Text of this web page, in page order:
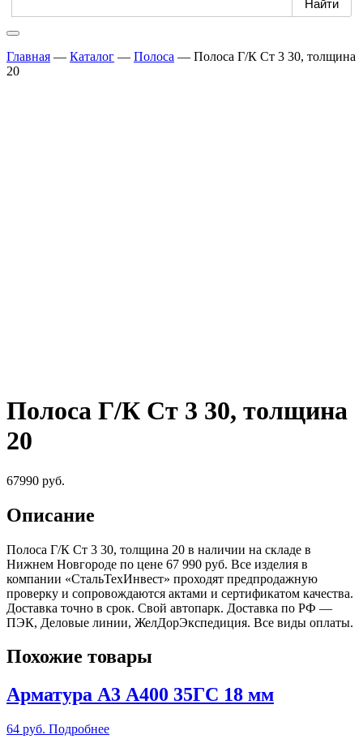
Главная — Каталог — Полоса — Полоса Г/К Ст 3 30, толщина
20
Полоса Г/К Ст 3 30, толщина
20
67990 руб.
Описание
Полоса Г/К Ст 3 30, толщина 20 в наличии на складе в
Нижнем Новгороде по цене 67 990 руб. Все изделия в
компании «СтальТехИнвест» проходят предпродажную
проверку и сопровождаются актами и сертификатом качества.
Доставка точно в срок. Свой автопарк. Доставка по РФ —
ПЭК, Деловые линии, ЖелДорЭкспедиция. Все виды оплаты.
Похожие товары
Арматура А3 А400 35ГС 18 мм
64 руб. Подробнее